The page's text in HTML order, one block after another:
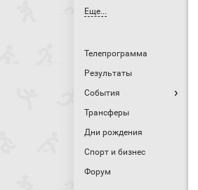
Еще...
Телепрограмма
Результаты
События
Трансферы
Дни рождения
Спорт и бизнес
Форум